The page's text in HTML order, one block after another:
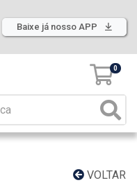
Baixe já nosso APP
0
VOLTAR